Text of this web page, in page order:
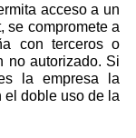
acceso a un
se compromete a
con terceros o
no autorizado. Si
la empresa la
el doble uso de la